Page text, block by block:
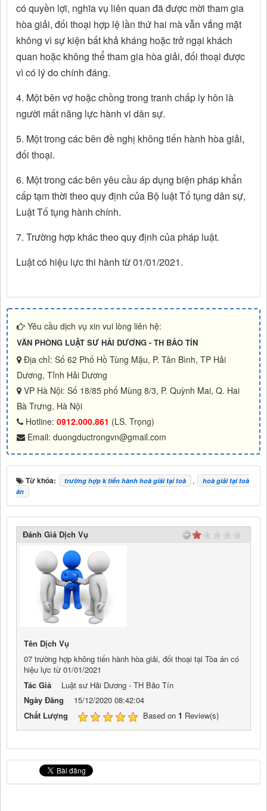
có quyền lợi, nghĩa vụ liên quan đã được mời tham gia
hòa giải, đối thoại hợp lệ lần thứ hai mà vẫn vắng mặt
không vì sự kiện bất khả kháng hoặc trở ngại khách
quan hoặc không thể tham gia hòa giải, đối thoại được
vì có lý do chính đáng.
4. Một bên vợ hoặc chồng trong tranh chấp ly hôn là
người mất năng lực hành vi dân sự.
5. Một trong các bên đề nghị không tiến hành hòa giải,
đối thoại.
6. Một trong các bên yêu cầu áp dụng biện pháp khẩn
cấp tạm thời theo quy định của Bộ luật Tố tụng dân sự,
Luật Tố tụng hành chính.
7. Trường hợp khác theo quy định của pháp luật.
Luật có hiệu lực thi hành từ 01/01/2021.
Yêu cầu dịch vụ xin vui lòng liên hệ:
VĂN PHÒNG LUẬT SƯ HẢI DƯƠNG - TH BẢO TÍN
Địa chỉ: Số 62 Phố Hồ Tùng Mậu, P. Tân Bình, TP Hải
Dương, Tỉnh Hải Dương
VP Hà Nội: Số 18/85 phố Mùng 8/3, P. Quỳnh Mai, Q. Hai
Bà Trưng, Hà Nội
Hotline: 0912.000.861 (LS. Trọng)
Email: duongductrongvn@gmail.com
Từ khóa: trường hợp k tiến hành hoà giải tại toà ,
hoà giải tại toà
án
Đánh Giá Dịch Vụ
Tên Dịch Vụ
07 trường hợp không tiến hành hòa giải, đối thoại tại Tòa án có
hiệu lực từ 01/01/2021
Tác Giả
Luật sư Hải Dương - TH Bảo Tín
Ngày Đăng
15/12/2020 08:42:04
Chất Lượng
Based on 1 Review(s)